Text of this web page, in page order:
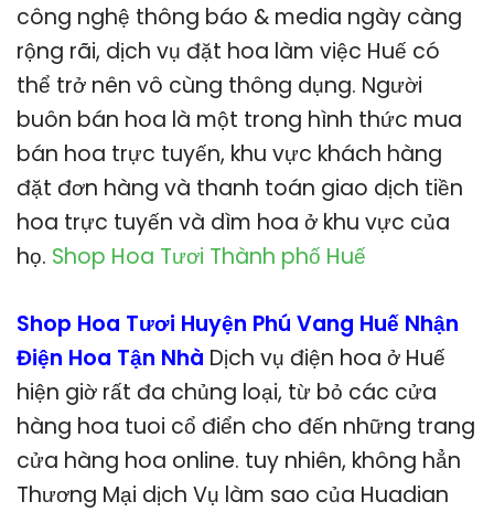
công nghệ thông báo & media ngày càng
rộng rãi, dịch vụ đặt hoa làm việc Huế có
thể trở nên vô cùng thông dụng. Người
buôn bán hoa là một trong hình thức mua
bán hoa trực tuyến, khu vực khách hàng
đặt đơn hàng và thanh toán giao dịch tiền
hoa trực tuyến và dìm hoa ở khu vực của
họ. Shop Hoa Tươi Thành phố Huế
Shop Hoa Tươi Huyện Phú Vang Huế Nhận
Điện Hoa Tận Nhà Dịch vụ điện hoa ở Huế
hiện giờ rất đa chủng loại, từ bỏ các cửa
hàng hoa tuoi cổ điển cho đến những trang
cửa hàng hoa online. tuy nhiên, không hẳn
Thương Mại dịch Vụ làm sao của Huadian